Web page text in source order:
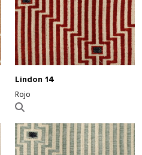
Lindon 14
Rojo